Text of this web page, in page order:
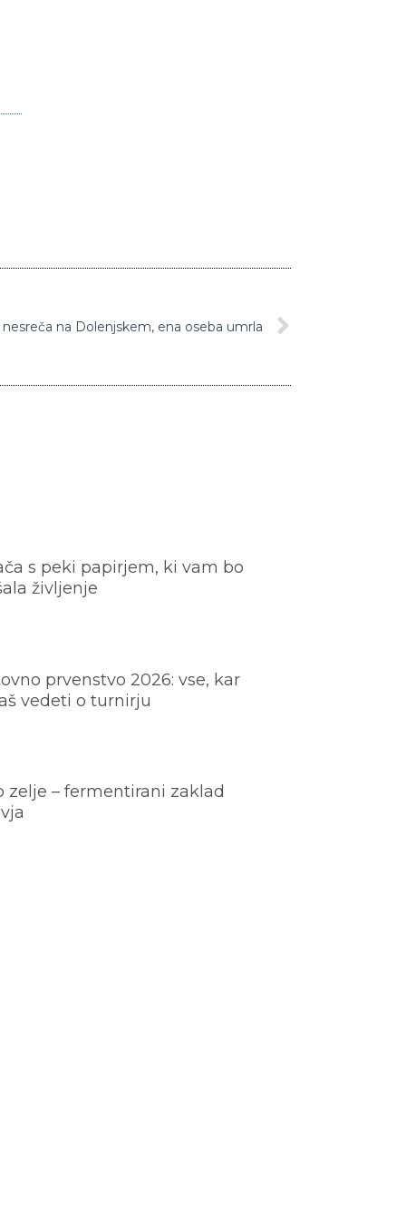
na Dolenjskem, ena oseba umrla
s peki papirjem, ki vam bo
življenje
prvenstvo 2026: vse, kar
vedeti o turnirju
zelje – fermentirani zaklad